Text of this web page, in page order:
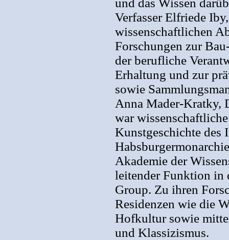
Verfasser Elfriede
wissenschaftlichen
Forschungen zur
der berufliche
Erhaltung und zur
sowie
Anna Mader-Kratky,
war
Kunstgeschichte des
Akademie der
leitender Funktion in
Group. Zu ihren
Residenzen wie die
Hofkultur sowie
und Klassizismus.